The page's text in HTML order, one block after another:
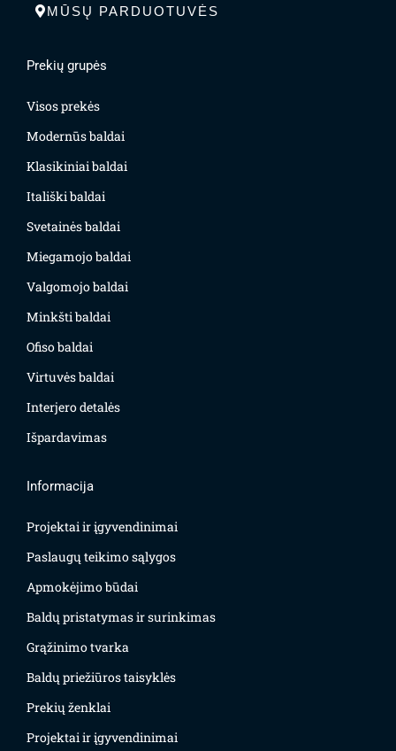
MŪSŲ PARDUOTUVĖS
Prekių grupės
Visos prekės
Modernūs baldai
Klasikiniai baldai
Itališki baldai
Svetainės baldai
Miegamojo baldai
Valgomojo baldai
Minkšti baldai
Ofiso baldai
Virtuvės baldai
Interjero detalės
Išpardavimas
Informacija
Projektai ir įgyvendinimai
Paslaugų teikimo sąlygos
Apmokėjimo būdai
Baldų pristatymas ir surinkimas
Grąžinimo tvarka
Baldų priežiūros taisyklės
Prekių ženklai
Projektai ir įgyvendinimai